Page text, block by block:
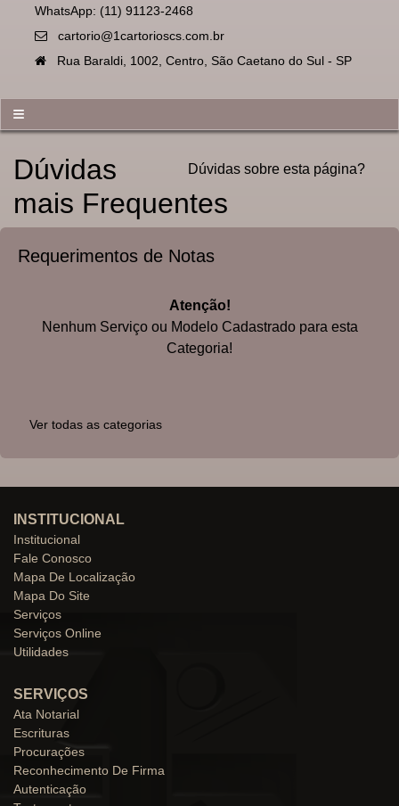
WhatsApp: (11) 91123-2468
cartorio@1cartorioscs.com.br
Rua Baraldi, 1002, Centro, São Caetano do Sul - SP
≡
Dúvidas sobre esta página?
Dúvidas
mais Frequentes
Requerimentos de Notas
Atenção!
Nenhum Serviço ou Modelo Cadastrado para esta
Categoria!
Ver todas as categorias
INSTITUCIONAL
Institucional
Fale Conosco
Mapa De Localização
Mapa Do Site
Serviços
Serviços Online
Utilidades
SERVIÇOS
Ata Notarial
Escrituras
Procurações
Reconhecimento De Firma
Autenticação